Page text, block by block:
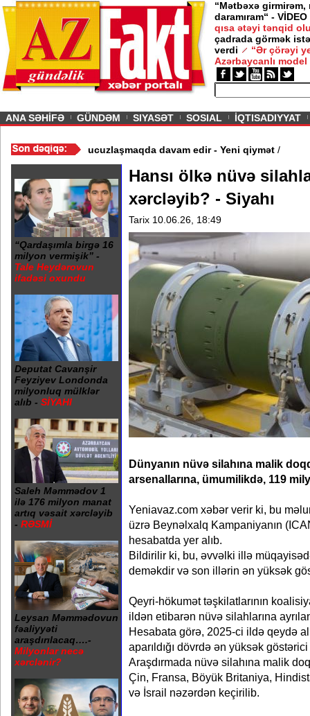
“Mətbəxə girmirəm,
daramıram“ - VİDEO
qısa ətəyi tənqid
çadrada görmək
verdi
“Ər çörəyi
Azərbaycanlı model
ANA SƏHİFƏ GÜNDƏM SIYASƏT SOSIAL İQTISADIYYAT
Video /Azərbaycan nefti ucuzlaşmaqda davam edir - Yeni qiymət
“Qardaşımla birgə 16
milyon vermişik” -
Tale Heydərovun
ifadəsi oxundu
Deputat Cavanşir
Feyziyev Londonda
milyonluq mülklər
alıb - SİYAHI
Saleh Məmmədov 1
ilə 176 milyon manat
artıq vəsait xərcləyib
- RƏSMİ
Leysan Məmmədovun
fəaliyyəti
araşdırılacaq….-
Milyonlar necə
xərclənir?
Hansı ölkə nüvə
xərcləyib? - Siyahı
Tarix 10.06.26, 18:49
Dünyanın nüvə silahına malik
arsenallarına, ümumilikdə, 119
Yeniavaz.com xəbər verir ki, bu
üzrə Beynəlxalq Kampaniyanın
hesabatda yer alıb.
Bildirilir ki, bu, əvvəlki illə
deməkdir və son illərin ən yüksək
Qeyri-hökumət təşkilatlarının
ildən etibarən nüvə silahlarına
Hesabata görə, 2025-ci ildə qeydə
aparıldığı dövrdə ən yüksək
Araşdırmada nüvə silahına malik
Çin, Fransa, Böyük Britaniya,
və İsrail nəzərdən keçirilib.